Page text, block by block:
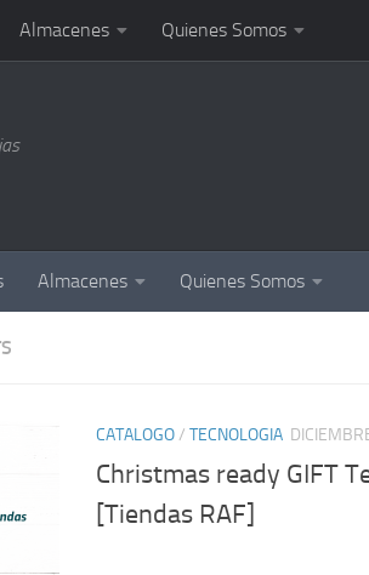
Almacenes Quienes Somos
Almacenes Quienes Somos
CATALOGO/ TECNOLOGIA
Christmas ready GIFT
[Tiendas RAF]